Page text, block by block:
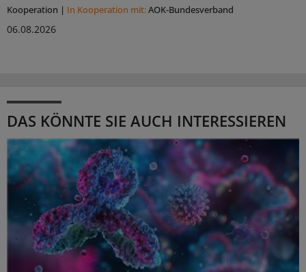
Kooperation | In Kooperation mit:AOK-Bundesverband
06.08.2026
DAS KÖNNTE SIE AUCH INTERESSIEREN